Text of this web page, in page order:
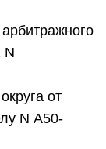
N
от
N А50-